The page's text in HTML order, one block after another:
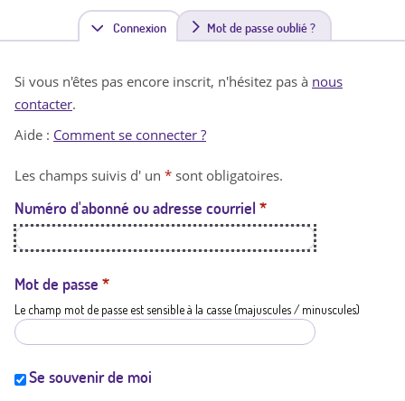
Connexion(
n
t
a
t
i
Mot de passe oublié ?
Si vous n'êtes pas encore inscrit, n'hésitez pas à nous
contacter.
Aide : Comment se connecter ?
Les champs suivis d' un * sont obligatoires.
Numéro d'abonné ou adresse courriel *
Mot de passe *
Le champ mot de passe est sensible à la casse (majuscules / minuscules)
Se souvenir de moi